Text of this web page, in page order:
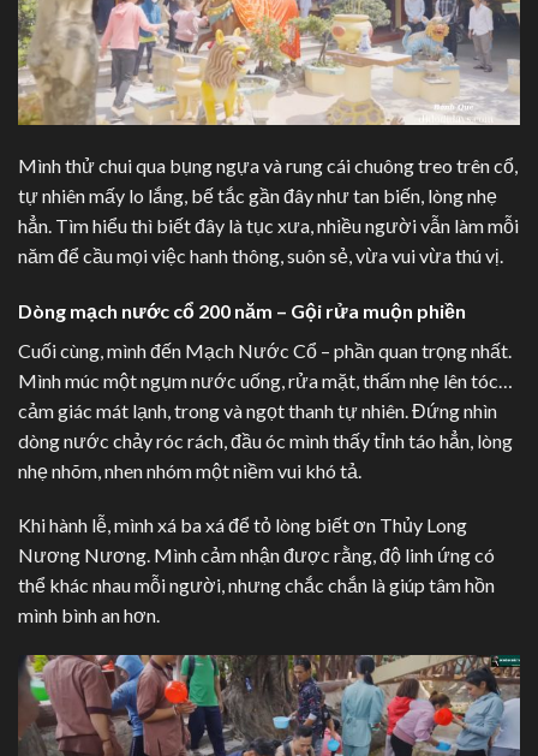
Mình thử chui qua bụng ngựa và rung cái chuông treo trên cổ,
tự nhiên mấy lo lắng, bế tắc gần đây như tan biến, lòng nhẹ
hẳn. Tìm hiểu thì biết đây là tục xưa, nhiều người vẫn làm mỗi
năm để cầu mọi việc hanh thông, suôn sẻ, vừa vui vừa thú vị.
Dòng mạch nước cổ 200 năm – Gội rửa muộn phiền
Cuối cùng, mình đến Mạch Nước Cổ – phần quan trọng nhất.
Mình múc một ngụm nước uống, rửa mặt, thấm nhẹ lên tóc…
cảm giác mát lạnh, trong và ngọt thanh tự nhiên. Đứng nhìn
dòng nước chảy róc rách, đầu óc mình thấy tỉnh táo hẳn, lòng
nhẹ nhõm, nhen nhóm một niềm vui khó tả.
Khi hành lễ, mình xá ba xá để tỏ lòng biết ơn Thủy Long
Nương Nương. Mình cảm nhận được rằng, độ linh ứng có
thể khác nhau mỗi người, nhưng chắc chắn là giúp tâm hồn
mình bình an hơn.